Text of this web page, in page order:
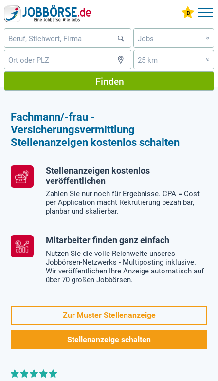
Jobs »
25 km »
Finden
Fachmann/-frau -
Versicherungsvermittlung
Stellenanzeigen kostenlos schalten
Stellenanzeigen kostenlos
veröffentlichen
Zahlen Sie nur noch für Ergebnisse. CPA = Cost
per Application macht Rekrutierung bezahlbar,
planbar und skalierbar.
Mitarbeiter finden ganz einfach
Nutzen Sie die volle Reichweite unseres
Jobbörsen-Netzwerks - Multiposting inklusive.
Wir veröffentlichen Ihre Anzeige automatisch auf
über 70 großen Jobbörsen.
Zur Muster Stellenanzeige
Stellenanzeige schalten